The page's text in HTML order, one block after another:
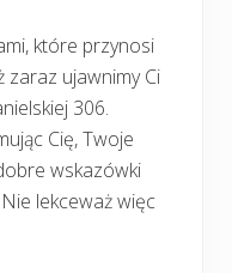
które przynosi
zaraz ujawnimy Ci
306.
Cię, Twoje
wskazówki
lekceważ więc